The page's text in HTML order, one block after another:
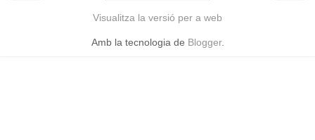
Visualitza la versió per a web
Amb la tecnologia de Blogger.